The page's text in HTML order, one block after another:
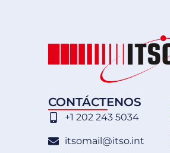
CONTÁCTENOS
+1 202 243 5034
itsomail@itso.int